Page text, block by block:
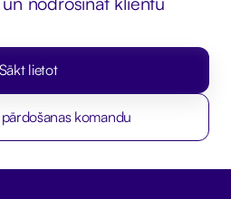
Sākt lietot
komandu